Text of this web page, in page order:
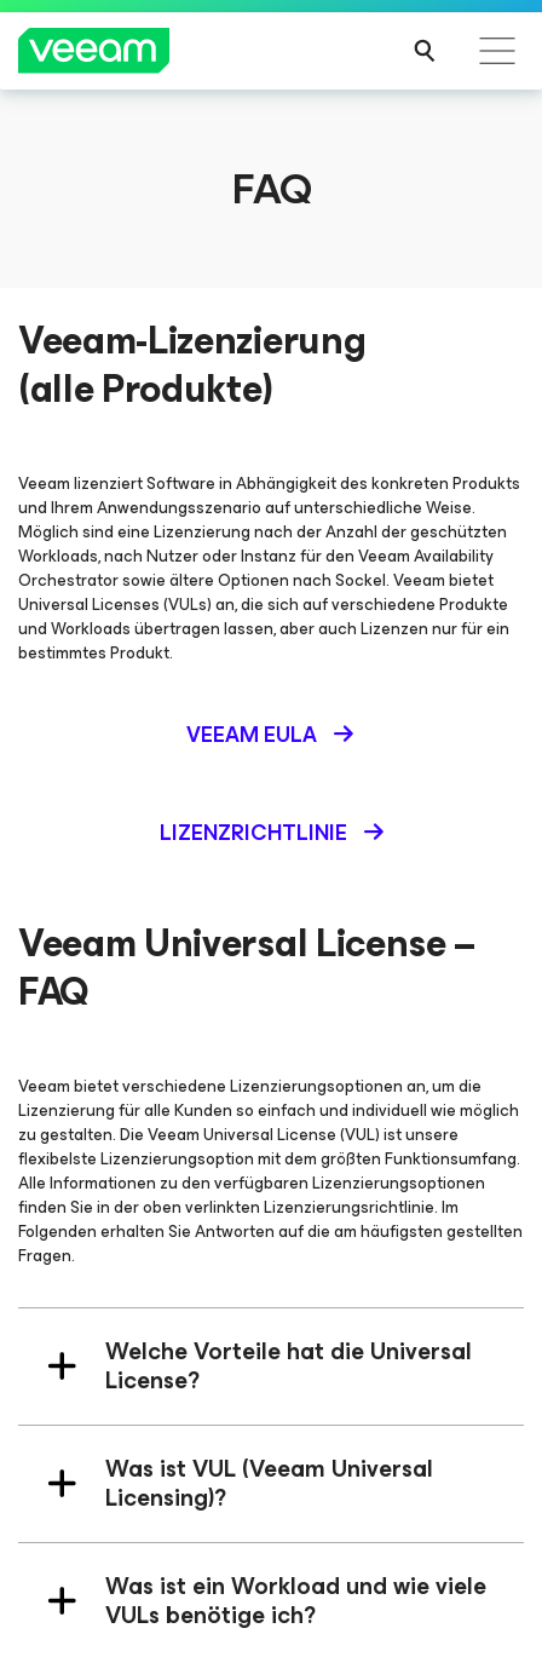
Update von CrowdStrike betroffen sind
N
FAQ
Veeam-Lizenzierung
(alle Produkte)
Veeam lizenziert Software in Abhängigkeit des konkreten Produkts
und Ihrem Anwendungsszenario auf unterschiedliche Weise.
Möglich sind eine Lizenzierung nach der Anzahl der geschützten
Workloads, nach Nutzer oder Instanz für den Veeam Availability
Orchestrator sowie ältere Optionen nach Sockel. Veeam bietet
Universal Licenses (VULs) an, die sich auf verschiedene Produkte
und Workloads übertragen lassen, aber auch Lizenzen nur für ein
bestimmtes Produkt.
VEEAM EULA
LIZENZRICHTLINIE
Veeam Universal License –
FAQ
Veeam bietet verschiedene Lizenzierungsoptionen an, um die
Lizenzierung für alle Kunden so einfach und individuell wie möglich
zu gestalten. Die Veeam Universal License (VUL) ist unsere
flexibelste Lizenzierungsoption mit dem größten Funktionsumfang.
Alle Informationen zu den verfügbaren Lizenzierungsoptionen
finden Sie in der oben verlinkten Lizenzierungsrichtlinie. Im
Folgenden erhalten Sie Antworten auf die am häufigsten gestellten
Fragen.
Welche Vorteile hat die Universal
License?
Was ist VUL (Veeam Universal
Licensing)?
Was ist ein Workload und wie viele
VULs benötige ich?